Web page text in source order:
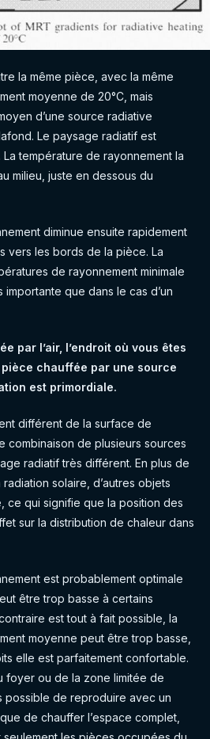
la même pièce, avec la même
moyenne de 20°C, mais
d’une source radiative
Le paysage radiatif est
température de rayonnement la
milieu, juste en dessous du
diminue ensuite rapidement
vers les bords de la pièce. La
de rayonnement minimale
que dans le cas d’un
par l’air, l’endroit où vous êtes
chauffée par une source
est primordiale.
différent de la surface de
combinaison de plusieurs sources
radiatif très différent. En plus de
solaire, d’autres objets
ce qui signifie que la position des
sur la distribution de chaleur dans
est probablement optimale
être trop basse à certains
est tout à fait possible, la
moyenne peut être trop basse,
elle est parfaitement confortable.
foyer ou de la zone limitée de
possible de reproduire avec un
de chauffer l’espace complet,